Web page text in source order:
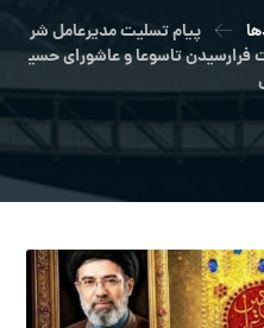
پیام تسلیت مدیرعامل شر
فرارسیدن تاسوعا و عاشورای حسی